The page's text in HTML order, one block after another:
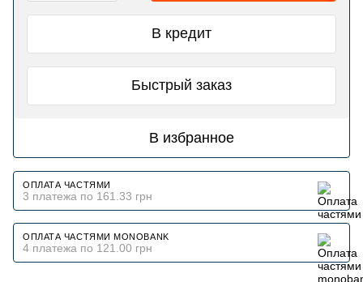
В кредит
Быстрый заказ
В избранное
ОПЛАТА ЧАСТЯМИ
3 платежа по 161.33 грн
ОПЛАТА ЧАСТЯМИ MONOBANK
4 платежа по 121.00 грн